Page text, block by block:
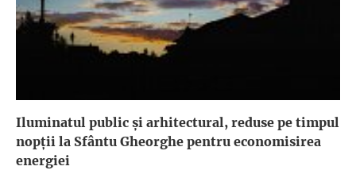
Iluminatul public şi arhitectural, reduse pe timpul
nopţii la Sfântu Gheorghe pentru economisirea
energiei